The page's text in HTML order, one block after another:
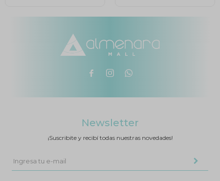
  
Newsletter
¡Suscribite y recibí todas nuestras novedades!